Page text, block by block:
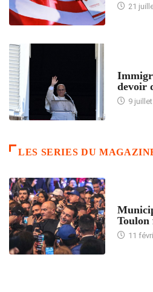
21
devoir
9
LES SERIES DU
Toulon
11